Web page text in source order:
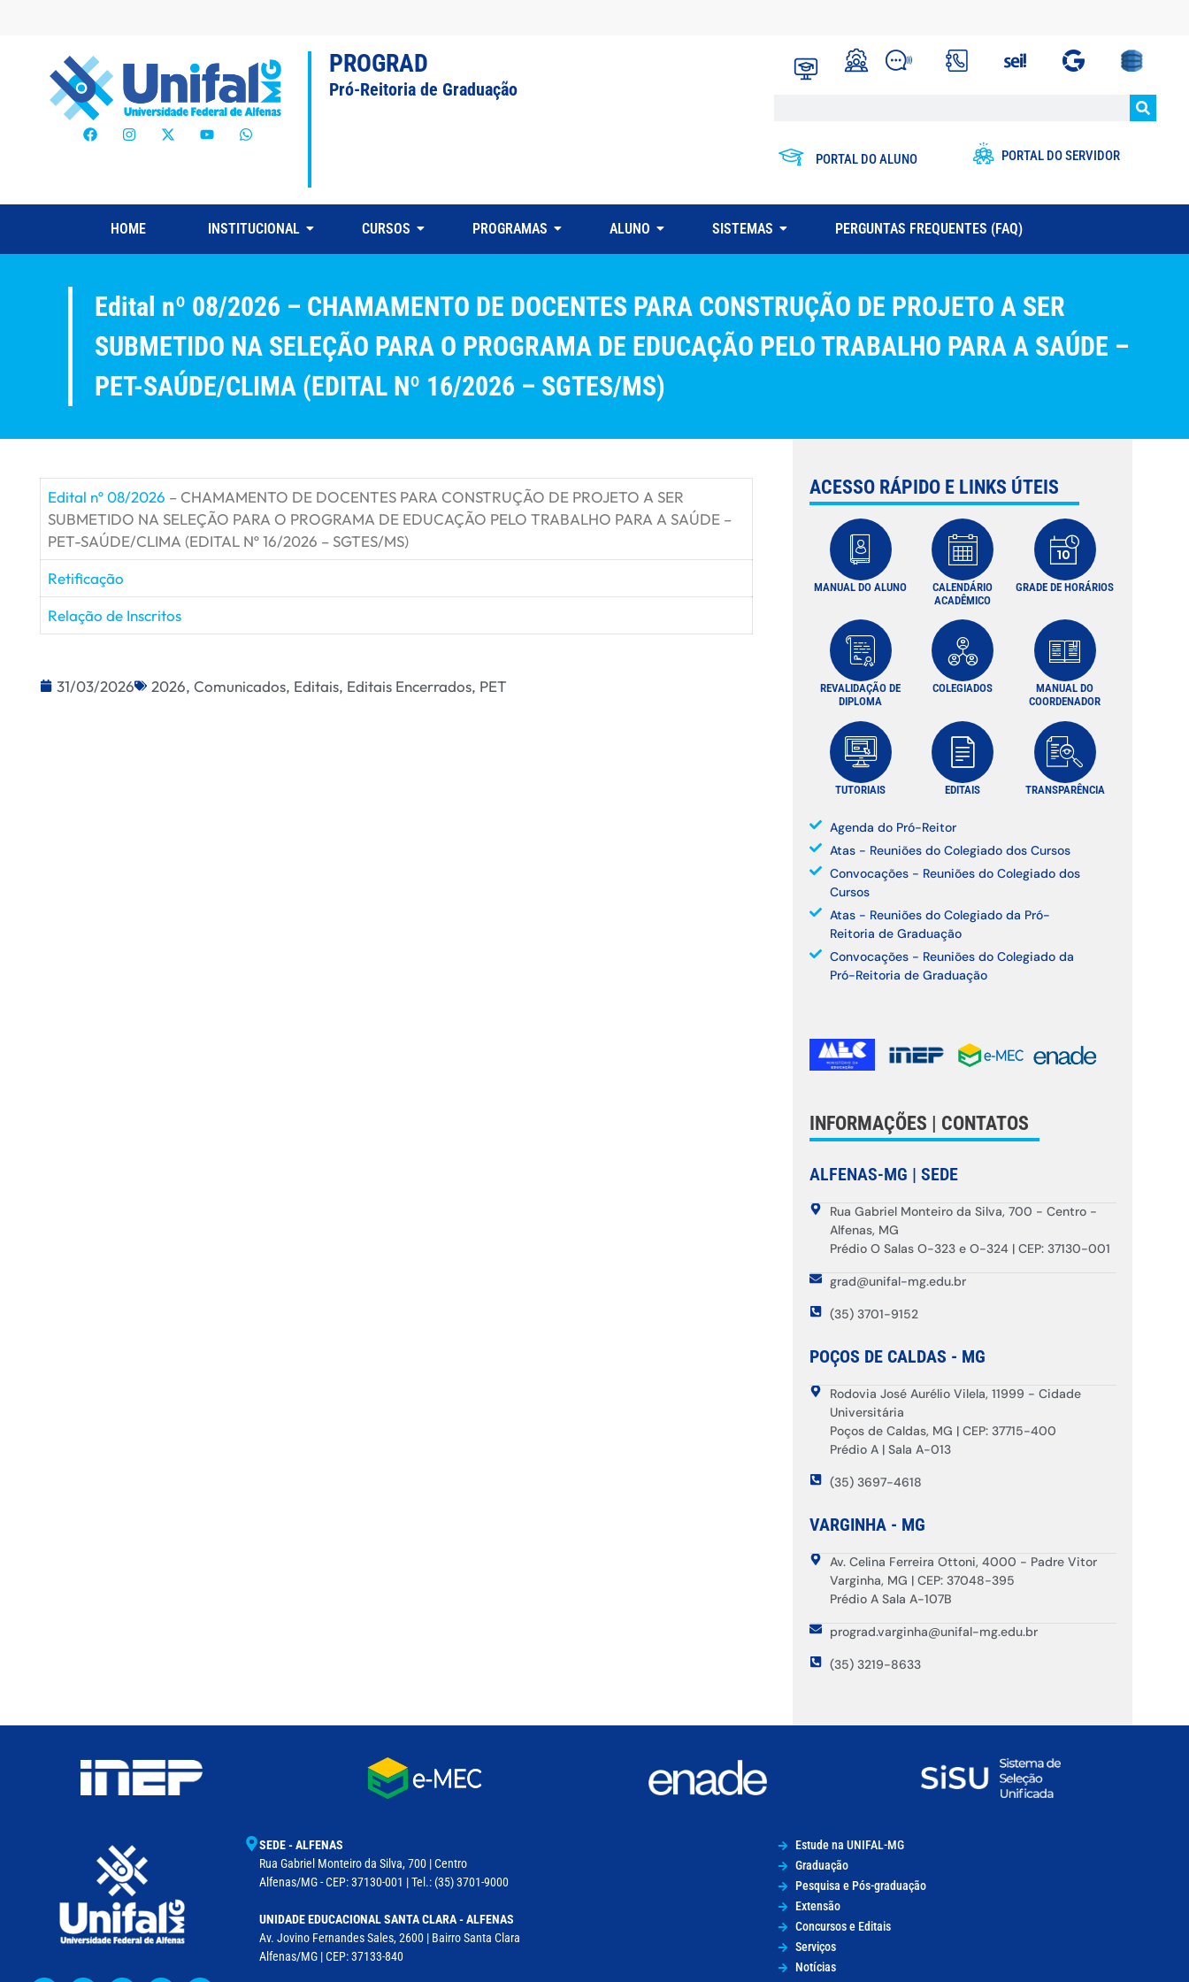
PROGRAD
Pró-Reitoria de Graduação
PORTAL DO ALUNO PORTAL DO SERVIDOR
HOME INSTITUCIONAL CURSOS PROGRAMAS ALUNO SISTEMAS PERGUNTAS FREQUENTES (FAQ)
Edital nº 08/2026 – CHAMAMENTO DE DOCENTES PARA CONSTRUÇÃO DE PROJETO A SER
SUBMETIDO NA SELEÇÃO PARA O PROGRAMA DE EDUCAÇÃO PELO TRABALHO PARA A SAÚDE –
PET-SAÚDE/CLIMA (EDITAL Nº 16/2026 – SGTES/MS)
Edital nº 08/2026 – CHAMAMENTO DE DOCENTES PARA CONSTRUÇÃO DE PROJETO A SER
SUBMETIDO NA SELEÇÃO PARA O PROGRAMA DE EDUCAÇÃO PELO TRABALHO PARA A SAÚDE –
PET-SAÚDE/CLIMA (EDITAL Nº 16/2026 – SGTES/MS)
Retificação
Relação de Inscritos
31/03/2026 2026, Comunicados, Editais, Editais Encerrados, PET
ACESSO RÁPIDO E LINKS ÚTEIS
MANUAL DO ALUNO
CALENDÁRIO
ACADÊMICO
GRADE DE HORÁRIOS
REVALIDAÇÃO DE
DIPLOMA
COLEGIADOS
MANUAL DO
COORDENADOR
TUTORIAIS EDITAIS TRANSPARÊNCIA
Agenda do Pró-Reitor
Atas - Reuniões do Colegiado dos Cursos
Convocações - Reuniões do Colegiado dos
Cursos
Atas - Reuniões do Colegiado da Pró-
Reitoria de Graduação
Convocações - Reuniões do Colegiado da
Pró-Reitoria de Graduação
INFORMAÇÕES | CONTATOS
ALFENAS-MG | SEDE
Rua Gabriel Monteiro da Silva, 700 - Centro -
Alfenas, MG
Prédio O Salas O-323 e O-324 | CEP: 37130-001
grad@unifal-mg.edu.br
(35) 3701-9152
POÇOS DE CALDAS - MG
Rodovia José Aurélio Vilela, 11999 - Cidade
Universitária
Poços de Caldas, MG | CEP: 37715-400
Prédio A | Sala A-013
(35) 3697-4618
VARGINHA - MG
Av. Celina Ferreira Ottoni, 4000 - Padre Vitor
Varginha, MG | CEP: 37048-395
Prédio A Sala A-107B
prograd.varginha@unifal-mg.edu.br
(35) 3219-8633
SEDE - ALFENAS
Rua Gabriel Monteiro da Silva, 700 | Centro
Alfenas/MG - CEP: 37130-001 | Tel.: (35) 3701-9000
UNIDADE EDUCACIONAL SANTA CLARA - ALFENAS
Av. Jovino Fernandes Sales, 2600 | Bairro Santa Clara
Alfenas/MG | CEP: 37133-840
Estude na UNIFAL-MG
Graduação
Pesquisa e Pós-graduação
Extensão
Concursos e Editais
Serviços
Notícias